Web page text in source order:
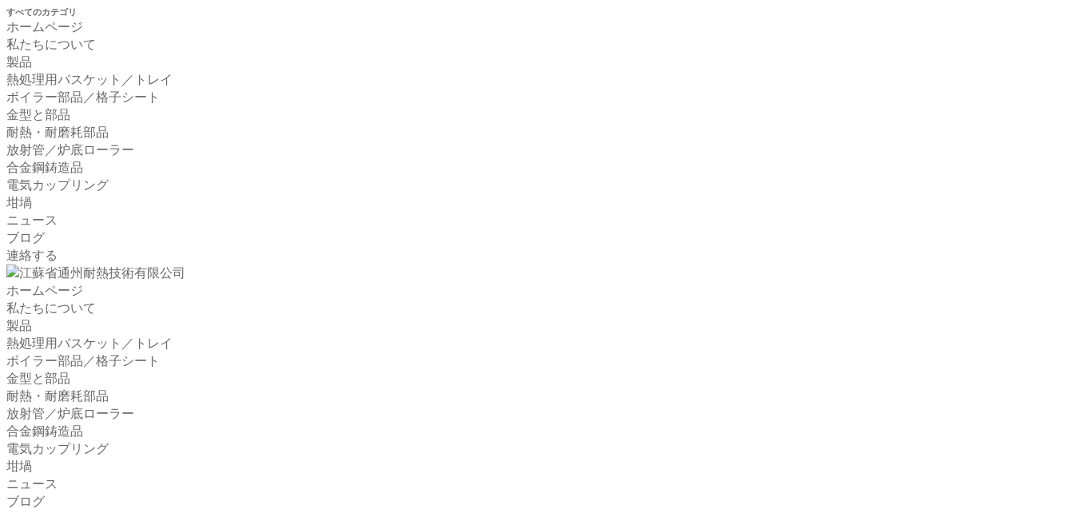
すべてのカテゴリ
ホームページ
私たちについて
製品
熱処理用バスケット／トレイ
ボイラー部品／格子シート
金型と部品
耐熱・耐磨耗部品
放射管／炉底ローラー
合金鋼鋳造品
電気カップリング
坩堝
ニュース
ブログ
連絡する
ホームページ
私たちについて
製品
熱処理用バスケット／トレイ
ボイラー部品／格子シート
金型と部品
耐熱・耐磨耗部品
放射管／炉底ローラー
合金鋼鋳造品
電気カップリング
坩堝
ニュース
ブログ